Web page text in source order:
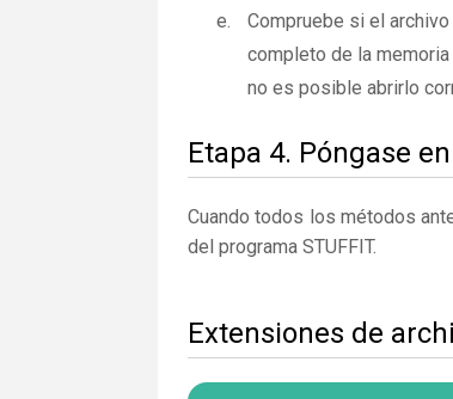
Compruebe si el
completo de la
no es posible abrirlo
Etapa 4. Póngase
Cuando todos los métodos
del programa STUFFIT.
Extensiones de